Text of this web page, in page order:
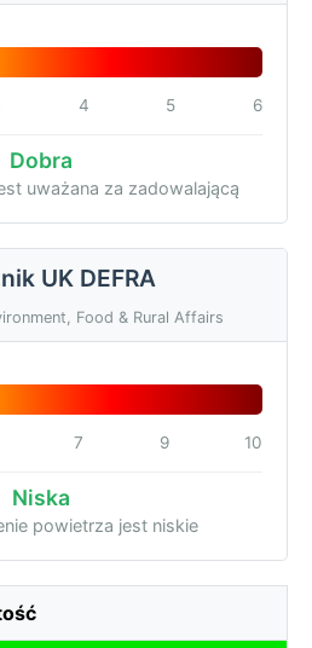
4 5 6
Dobra
uważana za zadowalającą
UK DEFRA
Food & Rural Affairs
7 9 10
Niska
powietrza jest niskie